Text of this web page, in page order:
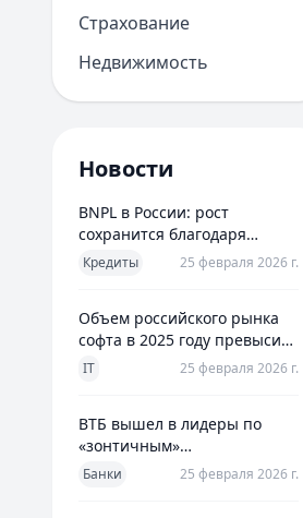
Страхование
Недвижимость
Новости
BNPL в России: рост
сохранится благодаря
новым сценариям
использования
Кредиты 25 февраля 2026 г.
Объем российского рынка
софта в 2025 году превысил
800 млрд рублей
IT 25 февраля 2026 г.
ВТБ вышел в лидеры по
«зонтичным»
поручительствам для МСП
Банки 25 февраля 2026 г.